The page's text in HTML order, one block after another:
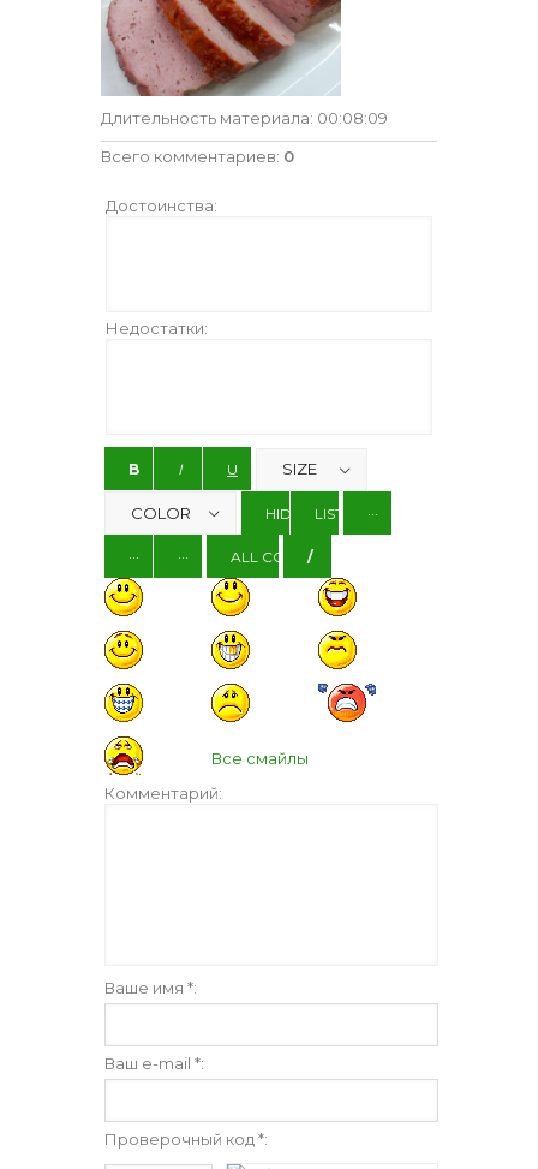
Длительность материала: 00:08:09
Всего комментариев: 0
Достоинства:
Недостатки:
Все смайлы
Комментарий:
Ваше имя *:
Ваш e-mail *:
Проверочный код *: